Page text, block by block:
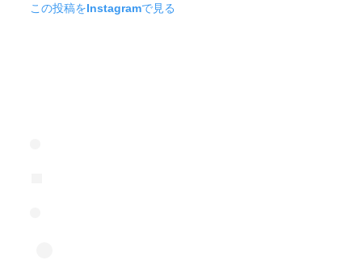
この投稿をInstagramで見る